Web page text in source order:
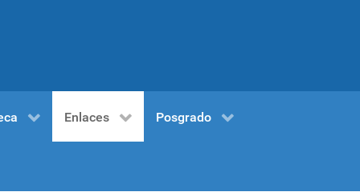
Enlaces Posgrado